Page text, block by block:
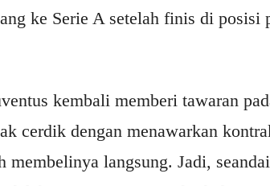
ke Serie A setelah finis di posisi
kembali memberi tawaran
cerdik dengan menawarkan
membelinya langsung. Jadi,